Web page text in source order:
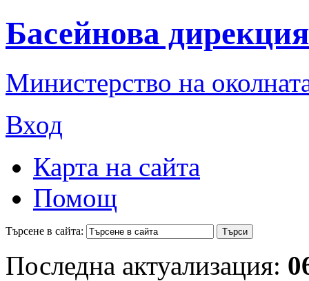
Басейнова
Министерство на
Вход
Карта на сайта
Помощ
Търсене в сайта:
Последна актуализация: